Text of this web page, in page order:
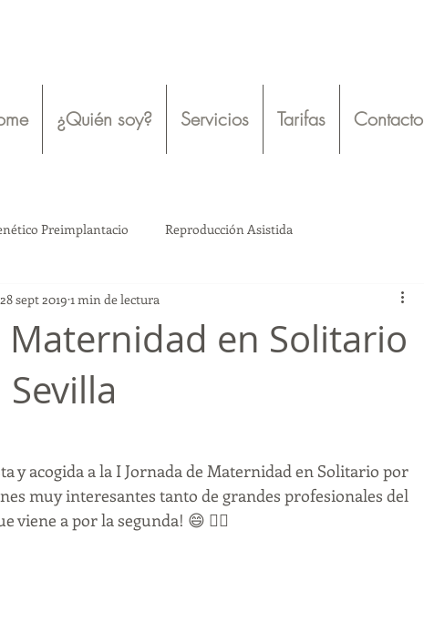
¿Quién soy? Servicios Tarifas Contacto
Preimplantacio Reproducción Asistida
Bienestar emocional Salud Mental
Reproducción Asistida
19 ansiedad depresión
Maternidad en Solitario
28 sept 2019 1 min de lectura
y acogida a la I Jornada de Maternidad en Solitario por
muy interesantes tanto de grandes profesionales del
viene a por la segunda! 😄 ✌🏼